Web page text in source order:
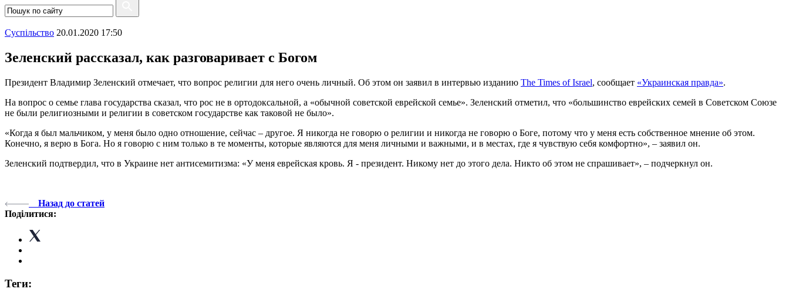
Суспiльство 20.01.2020 17:50
Зеленский рассказал, как разговаривает с Богом
Президент Владимир Зеленский отмечает, что вопрос религии для него очень личный. Об этом он заявил в интервью изданию The Times of Israel, сообщает «Украинская правда».
На вопрос о семье глава государства сказал, что рос не в ортодоксальной, а «обычной советской еврейской семье». Зеленский отметил, что «большинство еврейских семей в Советском Союзе
не были религиозными и религии в советском государстве как таковой не было».
«Когда я был мальчиком, у меня было одно отношение, сейчас – другое. Я никогда не говорю о религии и никогда не говорю о Боге, потому что у меня есть собственное мнение об этом.
Конечно, я верю в Бога. Но я говорю с ним только в те моменты, которые являются для меня личными и важными, и в местах, где я чувствую себя комфортно», – заявил он.
Зеленский подтвердил, что в Украине нет антисемитизма: «У меня еврейская кровь. Я - президент. Никому нет до этого дела. Никто об этом не спрашивает», – подчеркнул он.
Назад до статей
Поділитися:
Теги: